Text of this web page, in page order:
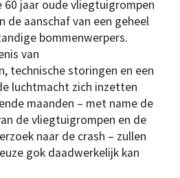
60 jaar oude vliegtuigrompen
de aanschaf van een geheel
bommenwerpers.
van
technische storingen en een
luchtmacht zich inzetten
maanden – met name de
de vliegtuigrompen en de
naar de crash – zullen
gok daadwerkelijk kan